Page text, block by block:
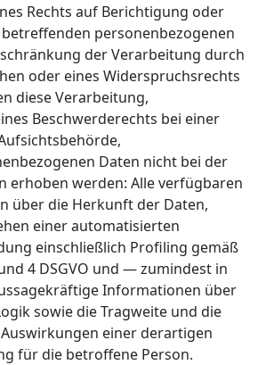
Rechts auf Berichtigung oder
personenbezogenen
der Verarbeitung durch
oder eines Widerspruchsrechts
diese Verarbeitung,
Beschwerderechts bei einer
Daten nicht bei der
erhoben werden: Alle verfügbaren
über die Herkunft der Daten,
einer automatisierten
einschließlich Profiling gemäß
4 DSGVO und — zumindest in
Informationen über
sowie die Tragweite und die
einer derartigen
für die betroffene Person.